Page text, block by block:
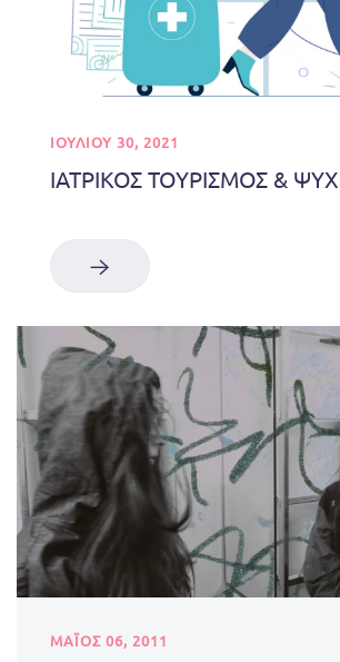
ΙΟΥΛΊΟΥ 30, 2021
ΙΑΤΡΙΚΟΣ ΤΟΥΡΙΣΜΟΣ &
ΜΑΪΟΣ 06, 2011